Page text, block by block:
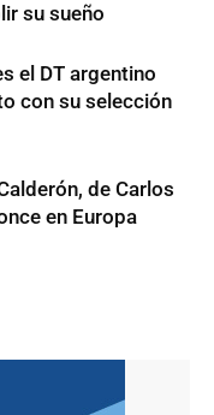
su sueño
el DT argentino
con su selección
de Carlos
en Europa